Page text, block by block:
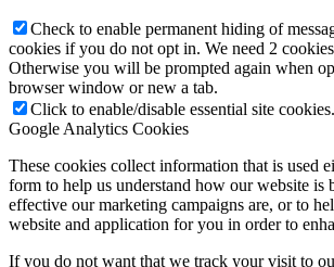
Check to enable permanent hiding of
cookies if you do not opt in. We need 2
Otherwise you will be prompted again when
browser window or new a tab.
Click to enable/disable essential site cookies.
Google Analytics Cookies
These cookies collect information that is used
form to help us understand how our website is
effective our marketing campaigns are, or to
website and application for you in order to
If you do not want that we track your visit to